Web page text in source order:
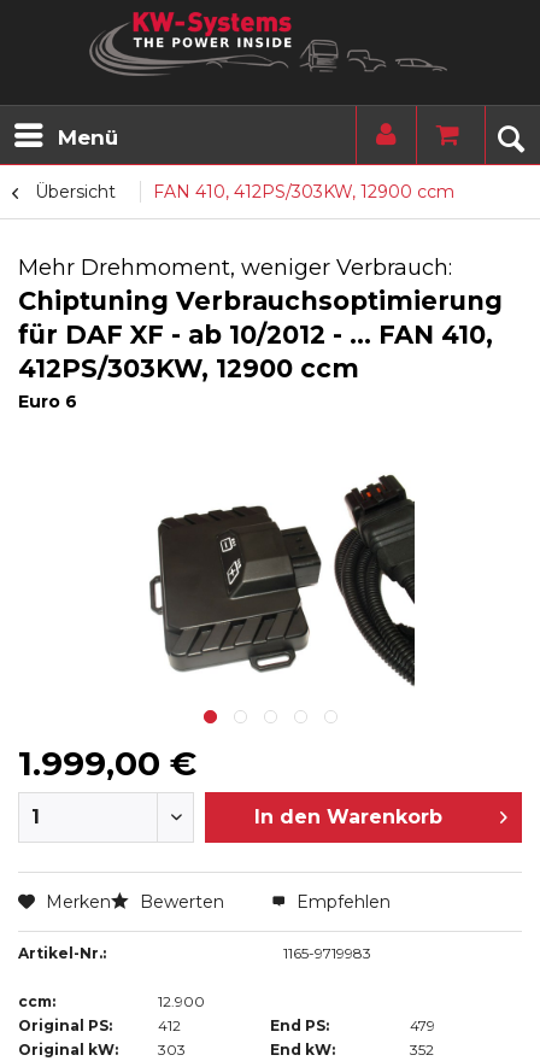
Menü
Übersicht FAN 410, 412PS/303KW, 12900 ccm
Mehr Drehmoment, weniger Verbrauch:
Chiptuning Verbrauchsoptimierung
für DAF XF - ab 10/2012 - ... FAN 410,
412PS/303KW, 12900 ccm
Euro 6
1.999,00 €
In den Warenkorb
Merken Bewerten Empfehlen
Artikel-Nr.: 1165-9719983
ccm:
12.900
Original PS:
412 End PS:
479
Original kW:
303 End kW:
352